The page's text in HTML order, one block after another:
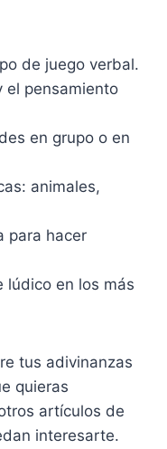
de juego verbal.
el pensamiento
en grupo o en
animales,
para hacer
lúdico en los más
tus adivinanzas
quieras
artículos de
interesarte.